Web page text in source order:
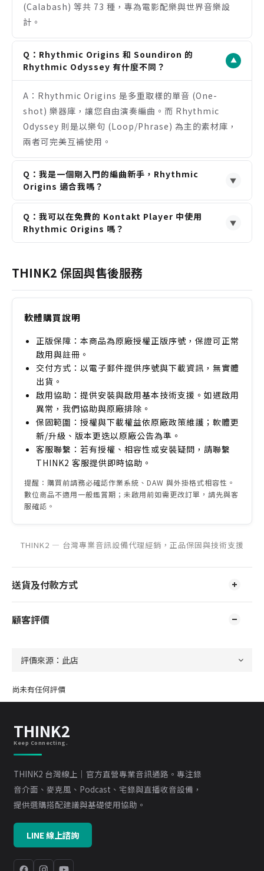
注意事項
費的 Kontakt Player 中使用。
安裝容量達 30.4 GB，需要預留足夠的硬碟空間。
音色風格偏向真實與民族風，較不適合純電子音樂或
(Calabash) 等共 73 種，專為電影配樂與世界音樂設
計。
Q：Rhythmic Origins 和 Soundiron 的
Rhythmic Odyssey 有什麼不同？
▼
A：Rhythmic Origins 是多重取樣的單音 (One-
shot) 樂器庫，讓您自由演奏編曲。而 Rhythmic
Odyssey 則是以樂句 (Loop/Phrase) 為主的素材庫，
兩者可完美互補使用。
Q：我是一個剛入門的編曲新手，Rhythmic
Origins 適合我嗎？
▼
配樂有興趣，它非常適合。但若您是純粹的軟體新手，
Q：我可以在免費的 Kontakt Player 中使用
Rhythmic Origins 嗎？
▼
Kontakt 6.5.3 或更高版本的「完整版」才能正常運
作，免費的 Player 僅能以功能受限的試用模式運行。
THINK2 保固與售後服務
軟體購買說明
正版保障：本商品為原廠授權正版序號，保證可正常
啟用與註冊。
交付方式：以電子郵件提供序號與下載資訊，無實體
出貨。
啟用協助：提供安裝與啟用基本技術支援。如遇啟用
異常，我們協助與原廠排除。
保固範圍：授權與下載權益依原廠政策維護；軟體更
新/升級、版本更迭以原廠公告為準。
客服聯繫：若有授權、相容性或安裝疑問，請聯繫
THINK2 客服提供即時協助。
提醒：購買前請務必確認作業系統、DAW 與外掛格式相容性。
數位商品不適用一般鑑賞期；未啟用前如需更改訂單，請先與客
服確認。
THINK2 — 台灣專業音訊設備代理經銷，正品保固與技術支援
送貨及付款方式
顧客評價
尚未有任何評價
THINK2
Keep Connecting.
THINK2 台灣線上｜官方直營專業音訊通路。專注錄
音介面、麥克風、Podcast、宅錄與直播收音設備，
提供選購搭配建議與基礎使用協助。
LINE 線上諮詢